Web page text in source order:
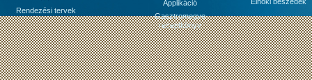
Rendezési tervek
Applikáció
Gasztromegye
receptkönyv